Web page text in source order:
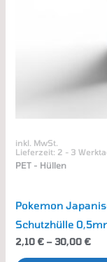
inkl. MwSt.
Lieferzeit: 2 - 3
PET - Hüllen
Pokemon
Schutzhülle
2,10 € –30,00 €